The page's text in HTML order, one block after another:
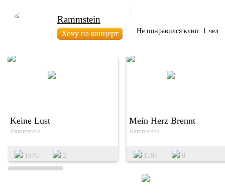
Rammstein
Не понравился клип: 1 чел.
Keine Lust
Rammstein
1976 2
Mein Herz Brennt
Rammstein
1597 0